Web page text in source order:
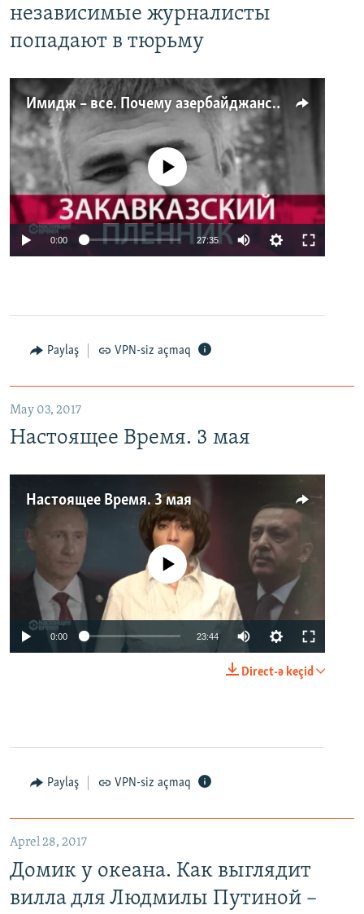
независимые журналисты
попадают в тюрьму
Имидж – все. Почему азербайджанские правозащитники и независимые журналисты попадают в тюрьму
No media source currently available
0:00 27:35
Paylaş VPN-siz açmaq
May 03, 2017
Настоящее Время. 3 мая
Настоящее Время. 3 мая
No media source currently available
0:00 23:44
Direct-ə keçid
Paylaş VPN-siz açmaq
Aprel 28, 2017
Домик у океана. Как выглядит
вилла для Людмилы Путиной –